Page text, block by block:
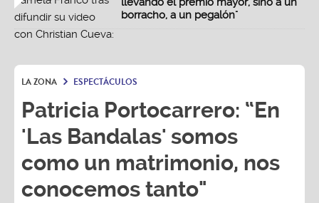
borracho, a un pegalón"
LA ZONA ESPECTÁCULOS
Patricia Portocarrero: “En
'Las Bandalas' somos
como un matrimonio, nos
conocemos tanto"